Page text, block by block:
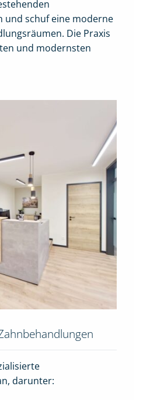
und schuf eine moderne
Die Praxis
und modernsten
darunter: